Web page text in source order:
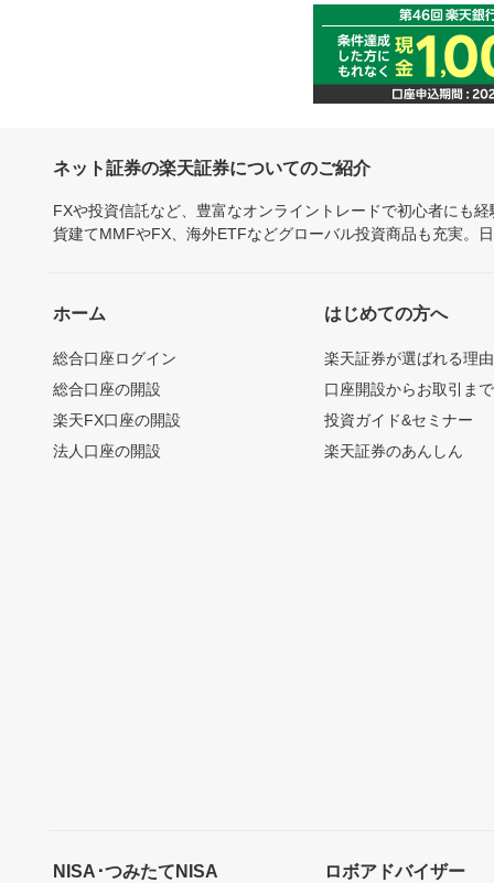
ネット証券の楽天証券についてのご紹介
FXや投資信託など、豊富なオンライントレードで初心者にも
貨建てMMFやFX、海外ETFなどグローバル投資商品も充実。
ホーム
総合口座ログイン
総合口座の開設
楽天FX口座の開設
法人口座の開設
はじめての方へ
楽天証券が選ばれる理由
口座開設からお取引ま
投資ガイド&セミナー
楽天証券のあんしん
NISA･つみたてNISA ロボアドバイザー